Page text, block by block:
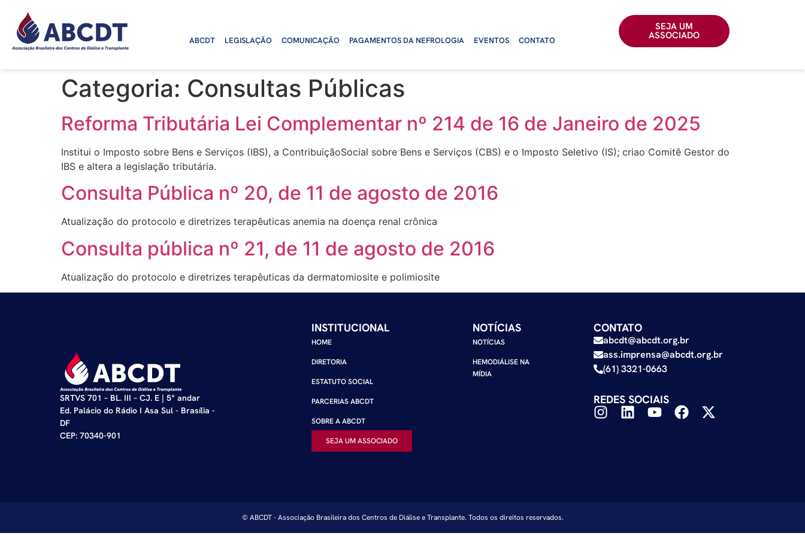
conteúdo
ABCDT LEGISLAÇÃO COMUNICAÇÃO PAGAMENTOS DA NEFROLOGIA EVENTOS CONTATO
SEJA UM
ASSOCIADO
Categoria: Consultas Públicas
Reforma Tributária Lei Complementar nº 214 de 16 de Janeiro de 2025
Institui o Imposto sobre Bens e Serviços (IBS), a ContribuiçãoSocial sobre Bens e Serviços (CBS) e o Imposto Seletivo (IS); criao Comitê Gestor do
IBS e altera a legislação tributária.
Consulta Pública nº 20, de 11 de agosto de 2016
Atualização do protocolo e diretrizes terapêuticas anemia na doença renal crônica
Consulta pública nº 21, de 11 de agosto de 2016
Atualização do protocolo e diretrizes terapêuticas da dermatomiosite e polimiosite
SRTVS 701 – BL. III – CJ. E | 5° andar
Ed. Palácio do Rádio I Asa Sul - Brasília -
DF
CEP: 70340-901
INSTITUCIONAL
HOME
DIRETORIA
ESTATUTO SOCIAL
PARCERIAS ABCDT
SOBRE A ABCDT
SEJA UM ASSOCIADO
NOTÍCIAS
NOTÍCIAS
HEMODIÁLISE NA
MÍDIA
CONTATO
abcdt@abcdt.org.br
ass.imprensa@abcdt.org.br
(61) 3321-0663
REDES SOCIAIS
© ABCDT - Associação Brasileira dos Centros de Diálise e Transplante. Todos os direitos reservados.